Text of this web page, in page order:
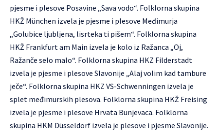
pjesme i plesove Posavine „Sava vodo“. Folklorna skupina
HKŽ München izvela je pjesme i plesove Međimurja
„Golubice ljubljena, lisrteka ti pišem“. Folklorna skupina
HKŽ Frankfurt am Main izvela je kolo iz Ražanca „Oj,
Ražanče selo malo“. Folklorna skupina HKZ Filderstadt
izvela je pjesme i plesove Slavonije „Alaj volim kad tambure
ječe“. Folklorna skupina HKZ VS-Schwenningen izvela je
splet međimurskih plesova. Folklorna skupina HKŽ Freising
izvela je pjesme i plesove Hrvata Bunjevaca. Folklorna
skupina HKM Düsseldorf izvela je plesove i pjesme Slavonije.